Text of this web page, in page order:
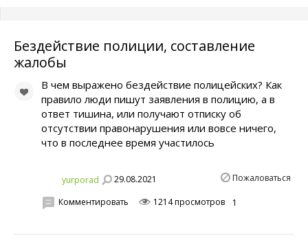
Бездействие полиции, составление
жалобы
В чем выражено бездействие полицейских? Как
правило люди пишут заявления в полицию, а в
ответ тишина, или получают отписку об
отсутствии правонарушения или вовсе ничего,
что в последнее время участилось
yurporad 29.08.2021 Пожаловаться
Комментировать 1214 просмотров 1